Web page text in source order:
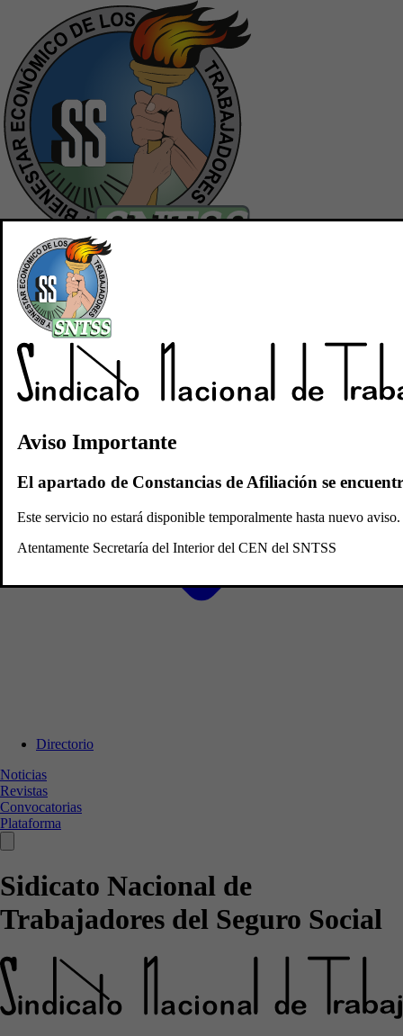
Inicio
Quiénes Somos
Directorio
Noticias
Revistas
Convocatorias
Plataforma
Sidicato Nacional de
Trabajadores del Seguro Social
Aviso Importante
El apartado de Constancias de Afiliación se
Este servicio no estará disponible temporalmente hasta nuevo
Atentamente Secretaría del Interior del CEN del SNTSS